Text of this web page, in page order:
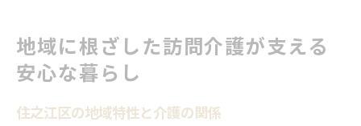
地域に根ざした訪問介護が支える
安心な暮らし
住之江区の地域特性と介護の関係